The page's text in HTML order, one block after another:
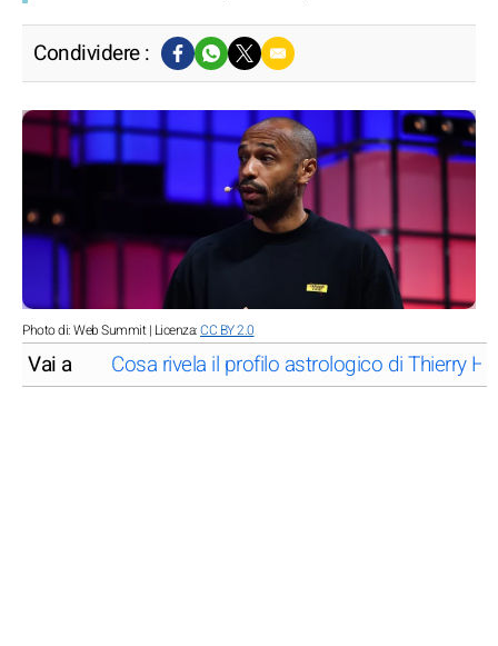
Condividere :
Photo di: Web Summit | Licenza:CC BY 2.0
Vai a Cosa rivela il profilo astrologico di Thierry